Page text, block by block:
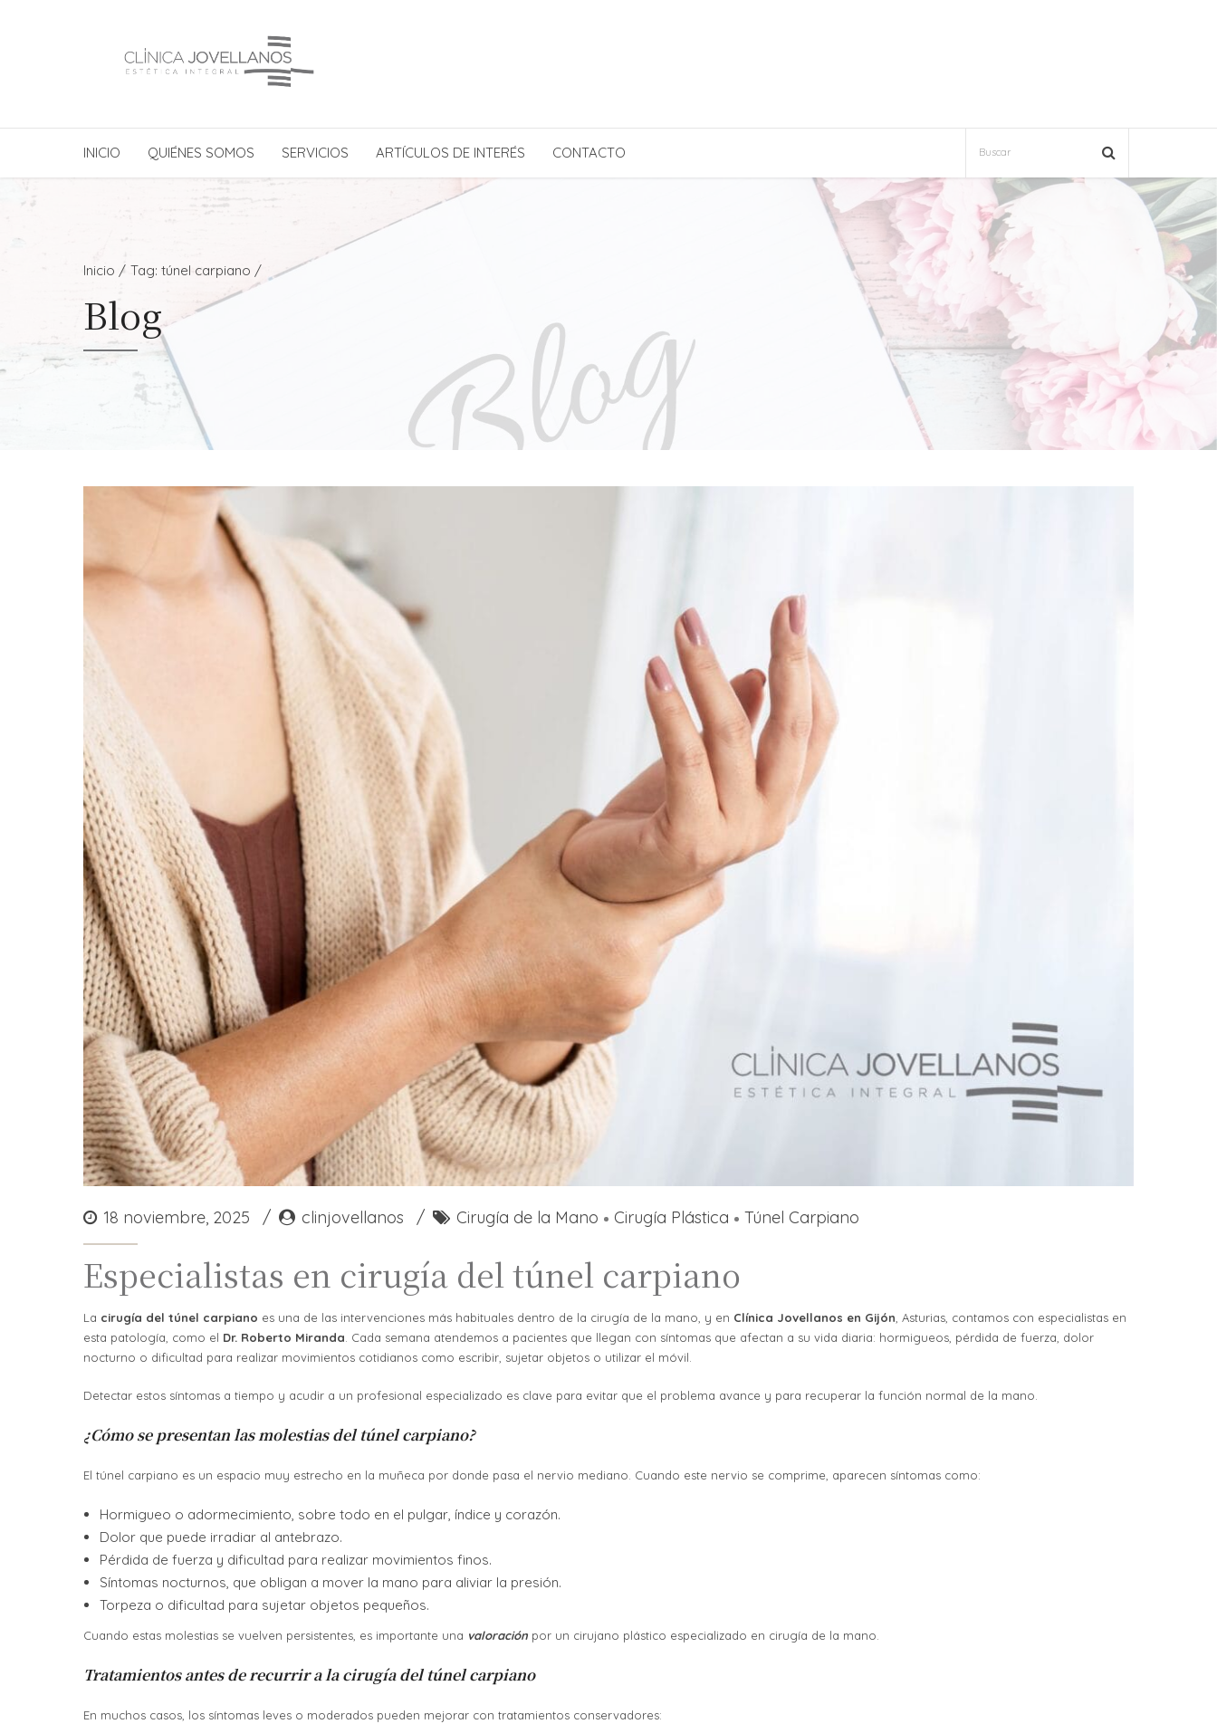
INICIO QUIÉNES SOMOS SERVICIOS ARTÍCULOS DE INTERÉS CONTACTO
Inicio Tag: túnel carpiano /
Blog
18 noviembre, 2025 clinjovellanos Cirugía de la Mano Cirugía Plástica Túnel Carpiano
Especialistas en cirugía del túnel carpiano
La cirugía del túnel carpiano es una de las intervenciones más habituales dentro de la cirugía de la mano, y en Clínica Jovellanos en Gijón, Asturias, contamos con especialistas en
esta patología, como el Dr. Roberto Miranda. Cada semana atendemos a pacientes que llegan con síntomas que afectan a su vida diaria: hormigueos, pérdida de fuerza, dolor
nocturno o dificultad para realizar movimientos cotidianos como escribir, sujetar objetos o utilizar el móvil.
Detectar estos síntomas a tiempo y acudir a un profesional especializado es clave para evitar que el problema avance y para recuperar la función normal de la mano.
¿Cómo se presentan las molestias del túnel carpiano?
El túnel carpiano es un espacio muy estrecho en la muñeca por donde pasa el nervio mediano. Cuando este nervio se comprime, aparecen síntomas como:
Hormigueo o adormecimiento, sobre todo en el pulgar, índice y corazón.
Dolor que puede irradiar al antebrazo.
Pérdida de fuerza y dificultad para realizar movimientos finos.
Síntomas nocturnos, que obligan a mover la mano para aliviar la presión.
Torpeza o dificultad para sujetar objetos pequeños.
Cuando estas molestias se vuelven persistentes, es importante una valoración por un cirujano plástico especializado en cirugía de la mano.
Tratamientos antes de recurrir a la cirugía del túnel carpiano
En muchos casos, los síntomas leves o moderados pueden mejorar con tratamientos conservadores: